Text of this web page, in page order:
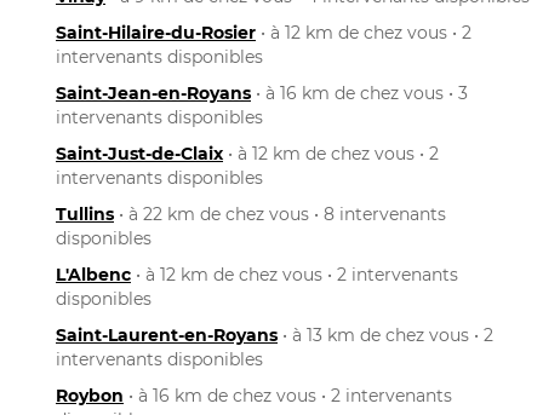
Saint-Hilaire-du-Rosier • à 12 km de chez vous • 2
intervenants disponibles
Saint-Jean-en-Royans • à 16 km de chez vous • 3
intervenants disponibles
Saint-Just-de-Claix • à 12 km de chez vous • 2
intervenants disponibles
Tullins • à 22 km de chez vous • 8 intervenants
disponibles
L'Albenc • à 12 km de chez vous • 2 intervenants
disponibles
Saint-Laurent-en-Royans • à 13 km de chez vous • 2
intervenants disponibles
Roybon • à 16 km de chez vous • 2 intervenants